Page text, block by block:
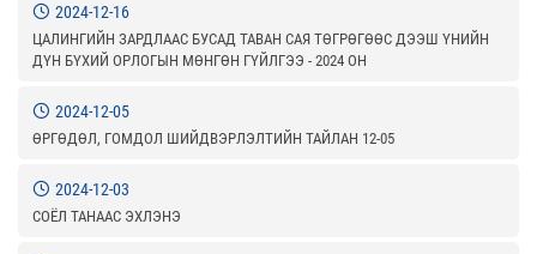
2024-12-16
ЦАЛИНГИЙН ЗАРДЛААС БУСАД ТАВАН САЯ ТӨГРӨГӨӨС ДЭЭШ ҮНИЙН
ДҮН БҮХИЙ ОРЛОГЫН МӨНГӨН ГҮЙЛГЭЭ - 2024 ОН
2024-12-05
ӨРГӨДӨЛ, ГОМДОЛ ШИЙДВЭРЛЭЛТИЙН ТАЙЛАН 12-05
2024-12-03
СОЁЛ ТАНААС ЭХЛЭНЭ